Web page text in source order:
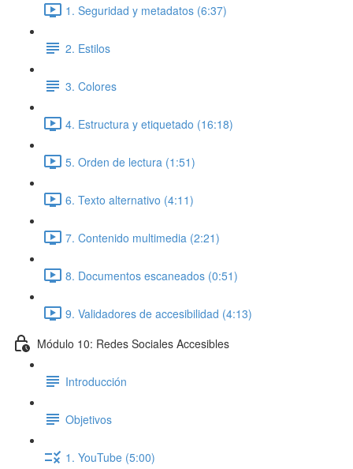
1. Seguridad y metadatos (6:37)
2. Estilos
3. Colores
4. Estructura y etiquetado (16:18)
5. Orden de lectura (1:51)
6. Texto alternativo (4:11)
7. Contenido multimedia (2:21)
8. Documentos escaneados (0:51)
9. Validadores de accesibilidad (4:13)
Módulo 10: Redes Sociales Accesibles
Introducción
Objetivos
1. YouTube (5:00)